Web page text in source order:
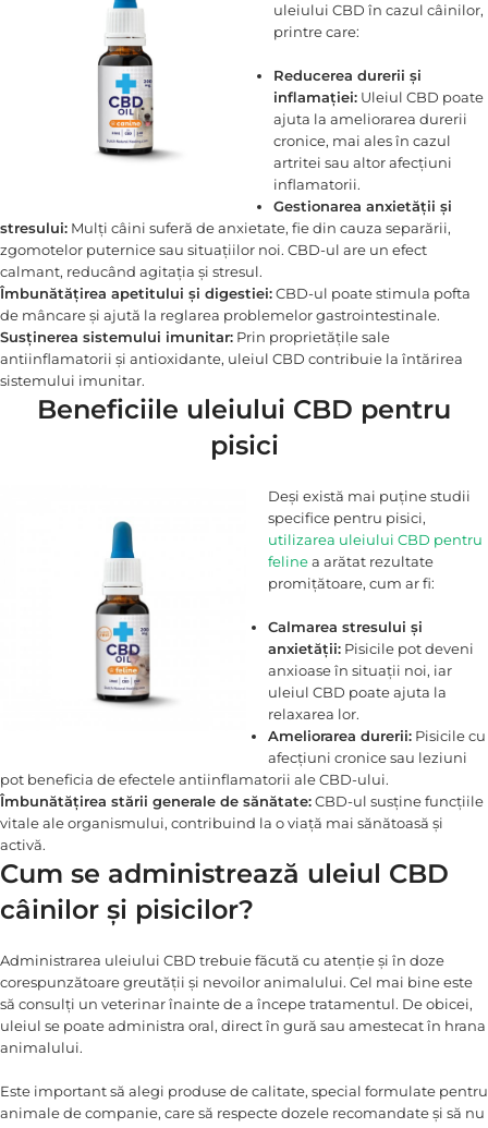
uleiului CBD în cazul câinilor,
printre care:
Reducerea durerii și
inflamației: Uleiul CBD poate
ajuta la ameliorarea durerii
cronice, mai ales în cazul
artritei sau altor afecțiuni
inflamatorii.
Gestionarea anxietății și
stresului: Mulți câini suferă de anxietate, fie din cauza separării,
zgomotelor puternice sau situațiilor noi. CBD-ul are un efect
calmant, reducând agitația și stresul.
Îmbunătățirea apetitului și digestiei:CBD-ul poate stimula pofta
de mâncare și ajută la reglarea problemelor gastrointestinale.
Susținerea sistemului imunitar: Prin proprietățile sale
antiinflamatorii și antioxidante, uleiul CBD contribuie la întărirea
sistemului imunitar.
Beneficiile uleiului CBD pentru
pisici
Deși există mai puține studii
specifice pentru pisici,
utilizarea uleiului CBD pentru
felinea arătat rezultate
promițătoare, cum ar fi:
Calmarea stresului și
anxietății: Pisicile pot deveni
anxioase în situații noi, iar
uleiul CBD poate ajuta la
relaxarea lor.
Ameliorarea durerii: Pisicile cu
afecțiuni cronice sau leziuni
pot beneficia de efectele antiinflamatorii ale CBD-ului.
Îmbunătățirea stării generale de sănătate:CBD-ul susține funcțiile
vitale ale organismului, contribuind la o viață mai sănătoasă și
activă.
Cum se administrează uleiul CBD
câinilor și pisicilor?
Administrarea uleiului CBD trebuie făcută cu atenție și în doze
corespunzătoare greutății și nevoilor animalului. Cel mai bine este
să consulți un veterinar înainte de a începe tratamentul. De obicei,
uleiul se poate administra oral, direct în gură sau amestecat în hrana
animalului.
Este important să alegi produse de calitate, special formulate pentru
animale de companie, care să respecte dozele recomandate și să nu